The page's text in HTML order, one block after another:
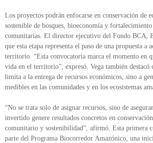
Los proyectos podrán enfocarse en conservación de
sostenible de bosques, bioeconomía y fortalecimiento
comunitarias. El director ejecutivo del Fondo BCA,
que esta etapa representa el paso de una propuesta a
territorio. “Esta convocatoria marca el momento en
vida en el territorio”, expresó. Vega también destacó
limita a la entrega de recursos económicos, sino a
medibles en las comunidades y en los ecosistemas
“No se trata solo de asignar recursos, sino de
invertido genere resultados concretos en
comunitario y sostenibilidad”, afirmó. Esta primera
parte del Programa Biocorredor Amazónico, una